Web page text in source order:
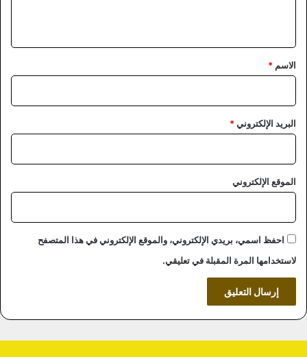
*
الاسم *
البريد الإلكتروني*
الموقع الإلكتروني
احفظ اسمي، بريدي الإلكتروني، والموقع الإلكتروني في هذا المتصفح
لاستخدامها المرة المقبلة في تعليقي.